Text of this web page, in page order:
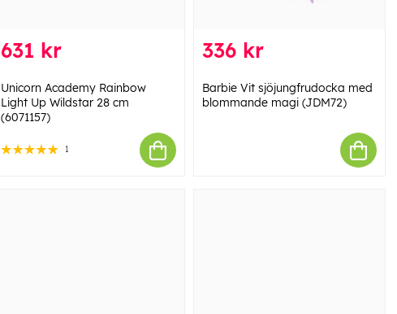
631 kr
Unicorn Academy Rainbow
Light Up Wildstar 28 cm
(6071157)
1
336 kr
Barbie Vit sjöjungfrudocka med
blommande magi (JDM72)